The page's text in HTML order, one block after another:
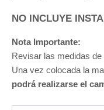
NO INCLUYE
Nota Importante:
Revisar las medidas
Una vez colocada la
podrá realizarse el